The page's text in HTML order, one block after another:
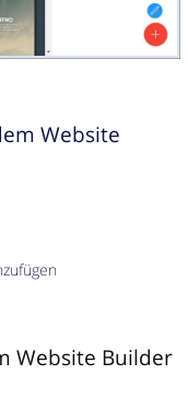
Website
Website Builder